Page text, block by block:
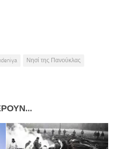
Νησί της Πανούκλας